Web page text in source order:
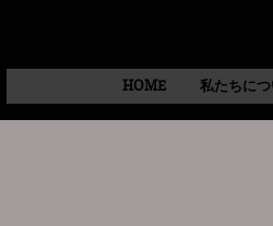
HOME 私たちに